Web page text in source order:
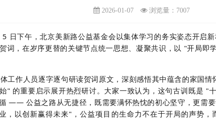
2026-01-07 浏览量： 7007
日下午，北京美新路公益基金会以集体学习的务实姿态开启
词，在岁序更替的关键节点统一思想、凝聚共识，以 "开局即
工作人员逐字逐句研读贺词原文，深刻感悟其中蕴含的家国情
" 的重要启示展开热烈研讨。大家一致认为，这句古训既是 "
—— 公益之路从无捷径，既需要满怀热忱的初心坚守，更需
，以创新赢得未来"，公益项目的生命力不在于开局的声势